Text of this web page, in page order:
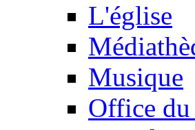
L'église
Musique
Office